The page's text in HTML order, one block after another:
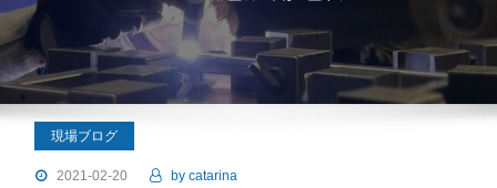
現場ブログ
2021-02-20 by catarina